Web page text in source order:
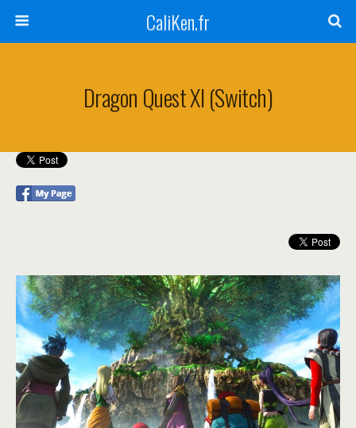
CaliKen.fr
Dragon Quest XI (Switch)